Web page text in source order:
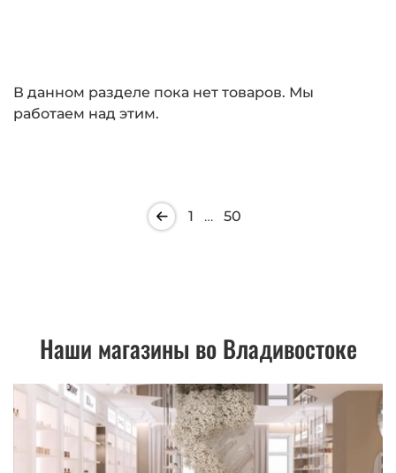
В данном разделе пока нет товаров. Мы
работаем над этим.
1 … 50
Наши магазины во Владивостоке